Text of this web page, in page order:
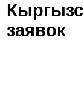
заявок